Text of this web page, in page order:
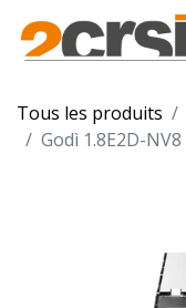
Tous les produits
Godì 1.8E2D-NV8